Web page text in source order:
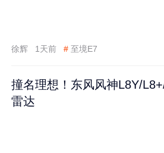
徐辉 1天前 # 至境E7
撞名理想！东风风神L8Y/
雷达